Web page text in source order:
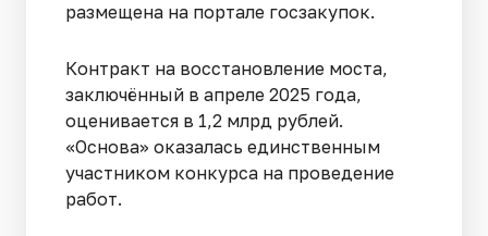
размещена на портале госзакупок.
Контракт на восстановление моста,
заключённый в апреле 2025 года,
оценивается в 1,2 млрд рублей.
«Основа» оказалась единственным
участником конкурса на проведение
работ.